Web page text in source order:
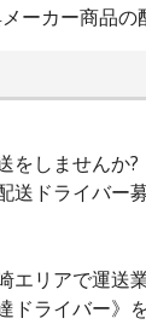
ーカー商品の
をしませんか?
送ドライバー
エリアで運送
ドライバー》